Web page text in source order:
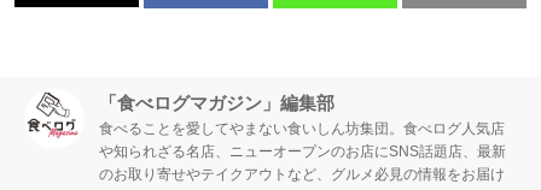
ジ ジ
「食べログマガジン」編集部
食べることを愛してやまない食いしん坊集団。食べログ人気店
や知られざる名店、ニューオープンのお店にSNS話題店、最新
のお取り寄せやテイクアウトなど、グルメ必見の情報をお届け